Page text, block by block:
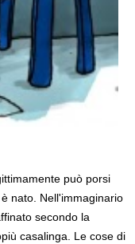
può porsi
nato. Nell'immaginario
secondo la
casalinga. Le cose di